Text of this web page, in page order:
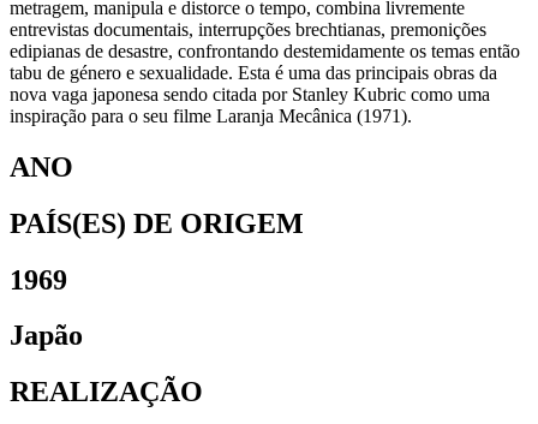
metragem, manipula e distorce o tempo, combina livremente
entrevistas documentais, interrupções brechtianas, premonições
edipianas de desastre, confrontando destemidamente os temas então
tabu de género e sexualidade. Esta é uma das principais obras da
nova vaga japonesa sendo citada por Stanley Kubric como uma
inspiração para o seu filme Laranja Mecânica (1971).
ANO
PAÍS(ES) DE ORIGEM
1969
Japão
REALIZAÇÃO